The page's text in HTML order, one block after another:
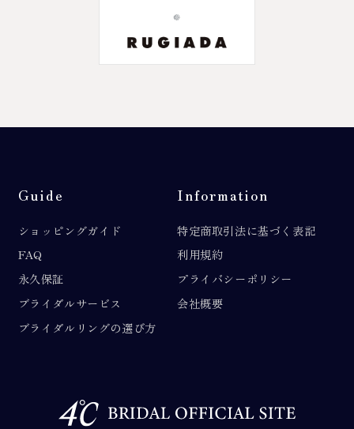
Guide
ショッピングガイド
FAQ
永久保証
ブライダルサービス
ブライダルリングの選び方
Information
特定商取引法に基づく表記
利用規約
プライバシーポリシー
会社概要